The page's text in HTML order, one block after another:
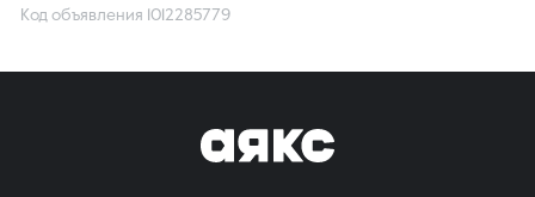
Код объявления 1012285779